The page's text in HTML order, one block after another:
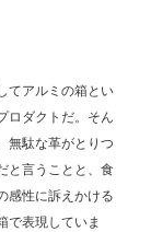
てアルミの箱とい
ロダクトだ。そん
無駄な革がとりつ
と言うことと、食
感性に訴えかける
で表現していま